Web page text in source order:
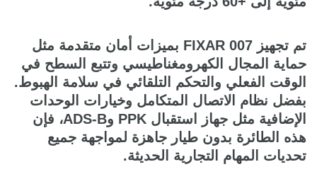
تم تجهيز FIXAR 007 بميزات أمان متقدمة مثل
حماية المجال الكهرومغناطيسي وتتبع السطح في
الوقت الفعلي والتحكم التلقائي في سلامة الهبوط.
بفضل نظام الاتصال المتكامل وخيارات الوحدات
الإضافية مثل جهاز استقبال PPK وADS-B، فإن
هذه الطائرة بدون طيار جاهزة لمواجهة جميع
تحديات المهام التجارية الحديثة.